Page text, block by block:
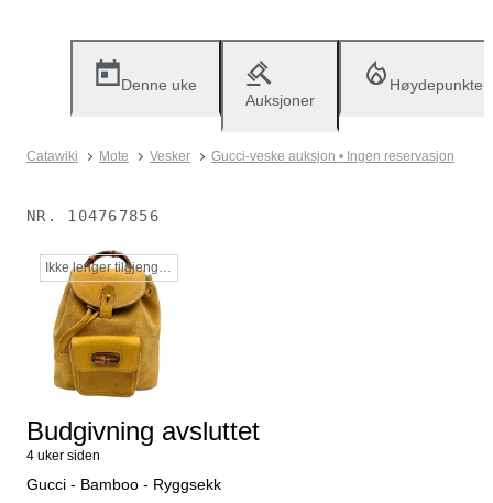
Denne uke
Auksjoner
Høydepunkter
Catawiki Mote Vesker Gucci-veske auksjon • Ingen reservasjon
NR. 104767856
Ikke lenger tilgjengelig
Budgivning avsluttet
4 uker siden
Gucci - Bamboo - Ryggsekk